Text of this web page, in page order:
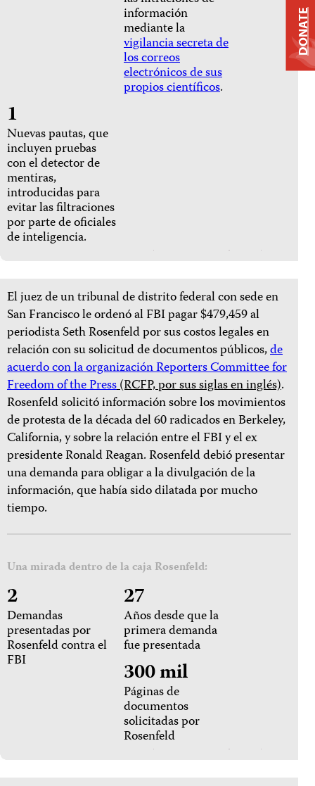
información
mediante la
vigilancia secreta de
los correos
electrónicos de sus
propios científicos.
1
Nuevas pautas, que
incluyen pruebas
con el detector de
mentiras,
introducidas para
evitar las filtraciones
por parte de oficiales
de inteligencia.
El juez de un tribunal de distrito federal con sede en
San Francisco le ordenó al FBI pagar $479,459 al
periodista Seth Rosenfeld por sus costos legales en
relación con su solicitud de documentos públicos,de
acuerdo con la organizaciónReporters Committee for
Freedom of the Press(RCFP, por sus siglas en inglés).
Rosenfeld solicitó información sobre los movimientos
de protesta de la década del 60 radicados en Berkeley,
California, y sobre la relación entre el FBI y el ex
presidente Ronald Reagan. Rosenfeld debió presentar
una demanda para obligar a la divulgación de la
información, que había sido dilatada por mucho
tiempo.
Una mirada dentro de la caja Rosenfeld:
2
Demandas
presentadas por
Rosenfeld contra el
FBI
27
Años desde que la
primera demanda
fue presentada
300 mil
Páginas de
documentos
solicitadas por
Rosenfeld
DONATE